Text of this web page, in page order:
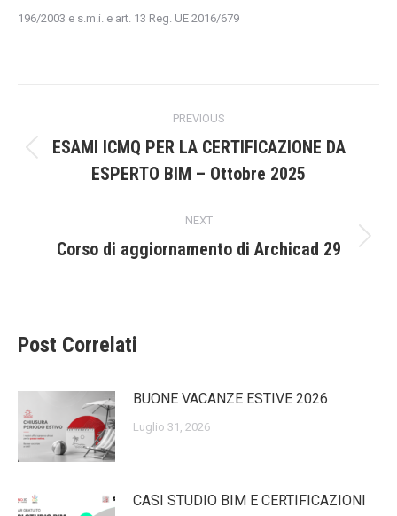
196/2003 e s.m.i. e art. 13 Reg. UE 2016/679
navigation
PREVIOUS
Previous
post:
ESAMI ICMQ PER LA CERTIFICAZIONE DA
ESPERTO BIM – Ottobre 2025
NEXT
Next
Corso di aggiornamento di Archicad 29
Post Correlati
BUONE VACANZE ESTIVE 2026
Luglio 31, 2026
CASI STUDIO BIM E CERTIFICAZIONI